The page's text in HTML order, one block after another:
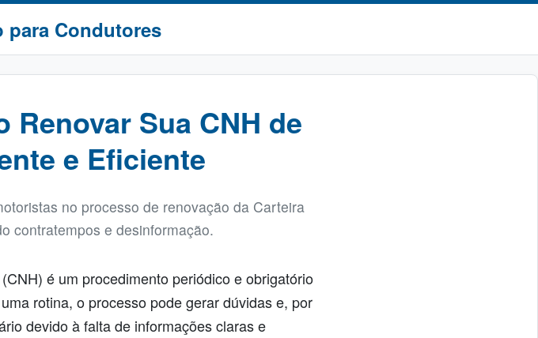
para Condutores
Sua CNH de
e Eficiente
no processo de renovação da Carteira
contratempos e desinformação.
é um procedimento periódico e obrigatório
rotina, o processo pode gerar dúvidas e, por
devido à falta de informações claras e